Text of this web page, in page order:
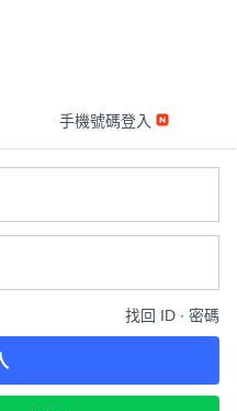
手機號碼登入
找回 ID ∙ 密碼